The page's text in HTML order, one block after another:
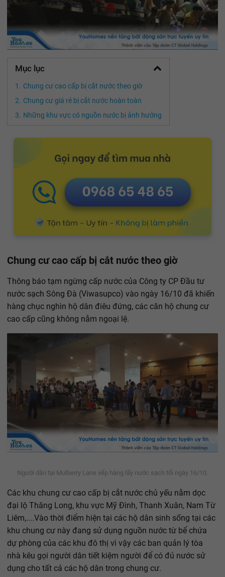
Mục lục
Chung cư cao cấp bị cắt nước theo giờ
Chung cư giá rẻ bị cắt nước hoàn toàn
Những khu vực có nguồn nước bị ảnh hưởng
Chung cư cao cấp bị cắt nước theo giờ
Thông báo tạm ngừng cấp nước của Công ty CP Đầu tư
nước sạch Sông Đà (Viwasupco) vào ngày 16/10 đã khiến
hàng chục nghìn hộ dân điêu đứng, các căn hộ chung cư
cao cấp cũng không nằm ngoại lệ.
Người dân tại Mulberry Lane xếp hàng lấy nước sạch tối ngày 16/10.
Các khu chung cư cao cấp bị cắt nước chủ yếu nằm dọc
đại lộ Thăng Long, khu vực Mỹ Đình, Thanh Xuân, Nam Từ
Liêm,....Vào thời điểm hiện tại các hộ dân sinh sống tại các
khu chung cư này đang sử dụng nguồn nước từ bể chứa
dự phòng của các khu đô thị vì vậy các ban quản lý tòa
nhà kêu gọi người dân tiết kiệm người để có đủ nước sử
dụng cho tất cả các hộ dân trong chung cư.